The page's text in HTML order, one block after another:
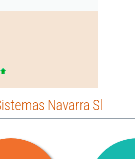
Navarra Sl